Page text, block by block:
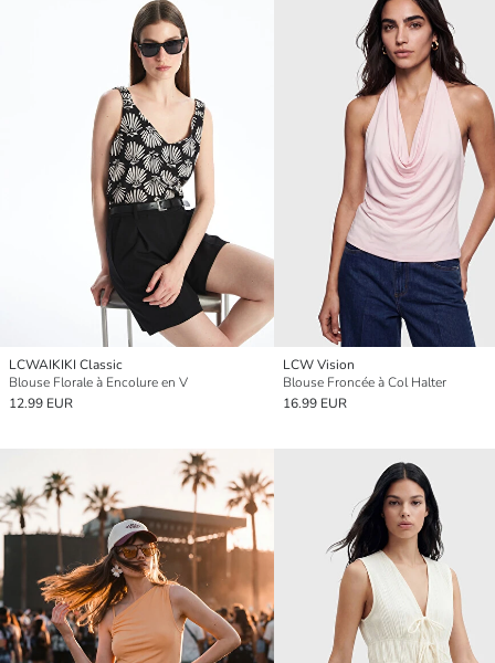
LCWAIKIKI Classic
Blouse Florale à Encolure en V
12.99 EUR
LCW Vision
Blouse Froncée à Col Halter
16.99 EUR